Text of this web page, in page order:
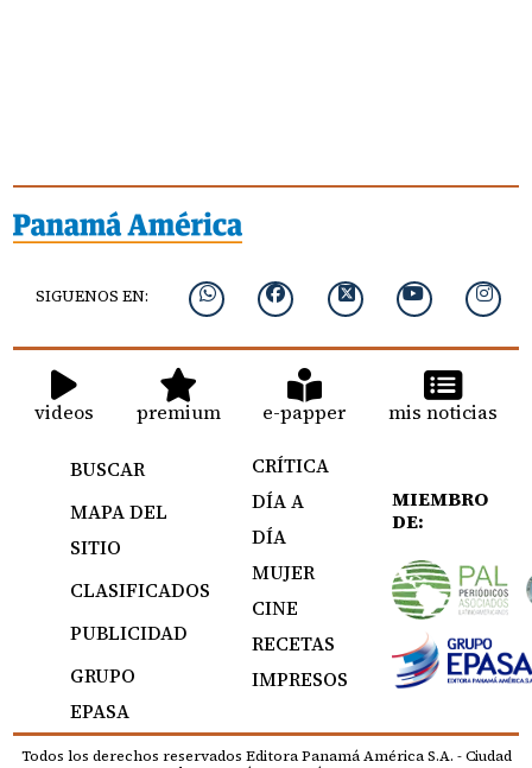
SIGUENOS EN:
videos premium e-papper mis noticias
BUSCAR
MAPA DEL
SITIO
CLASIFICADOS
PUBLICIDAD
GRUPO
EPASA
CRÍTICA
DÍA A
DÍA
MUJER
CINE
RECETAS
IMPRESOS
MIEMBRO
DE:
Todos los derechos reservados Editora Panamá América S.A. - Ciudad